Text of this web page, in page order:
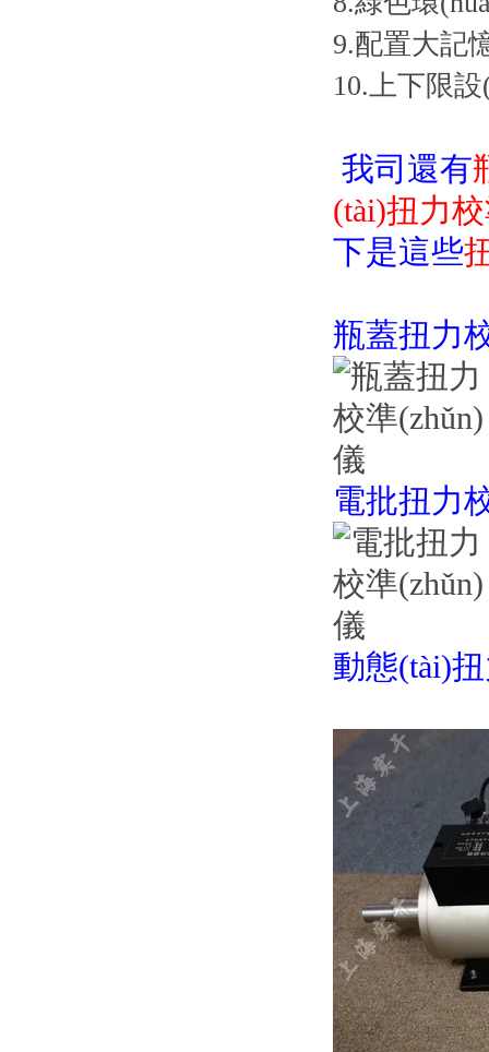
9.配置大記
10.上下限設
我司還有
(tài)扭力
下是這些
瓶蓋扭力
電批扭力
動態(tài)